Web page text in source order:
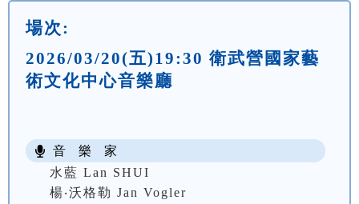
場次:
2026/03/20(五)19:30 衛武營國家藝
術文化中心音樂廳
音 樂 家
水藍 Lan SHUI
楊‧沃格勒 Jan Vogler